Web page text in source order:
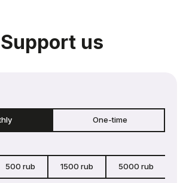
Support us
One-time
500 rub 1500 rub 5000 rub